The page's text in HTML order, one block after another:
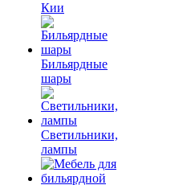
Кии
Бильярдные
шары
Светильники,
лампы